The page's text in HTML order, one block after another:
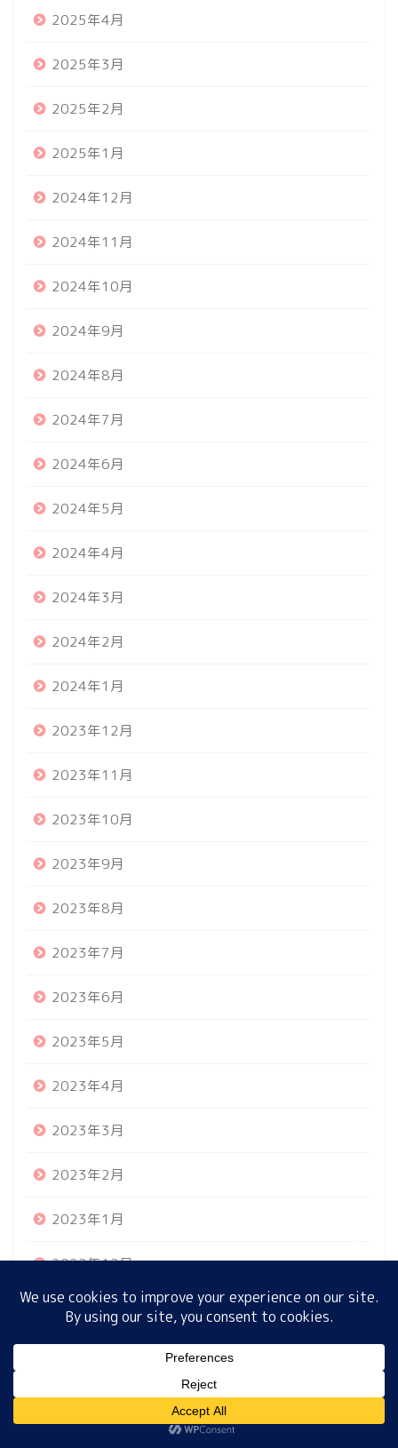
2025年4月
2025年3月
2025年2月
2025年1月
2024年12月
2024年11月
2024年10月
2024年9月
2024年8月
2024年7月
2024年6月
2024年5月
2024年4月
2024年3月
2024年2月
2024年1月
2023年12月
2023年11月
2023年10月
2023年9月
2023年8月
2023年7月
2023年6月
2023年5月
2023年4月
2023年3月
2023年2月
2023年1月
2022年12月
2022年11月
2022年9月
プロフィール サイトマップ